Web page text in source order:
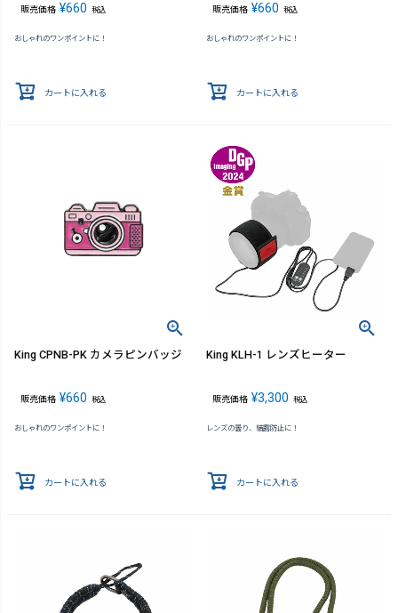
販売価格 ¥660 税込
おしゃれのワンポイントに！
カートに入れる
販売価格 ¥660 税込
おしゃれのワンポイントに！
カートに入れる
King CPNB-PK カメラピンバッジ
販売価格 ¥660 税込
おしゃれのワンポイントに！
カートに入れる
King KLH-1 レンズヒーター
販売価格 ¥3,300 税込
レンズの曇り、結露防止に！
カートに入れる